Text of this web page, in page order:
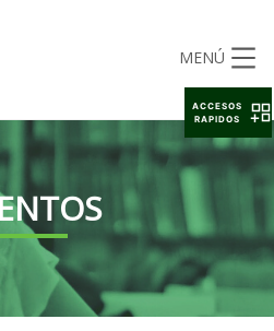
MENÚ
ACCESOS
RAPIDOS